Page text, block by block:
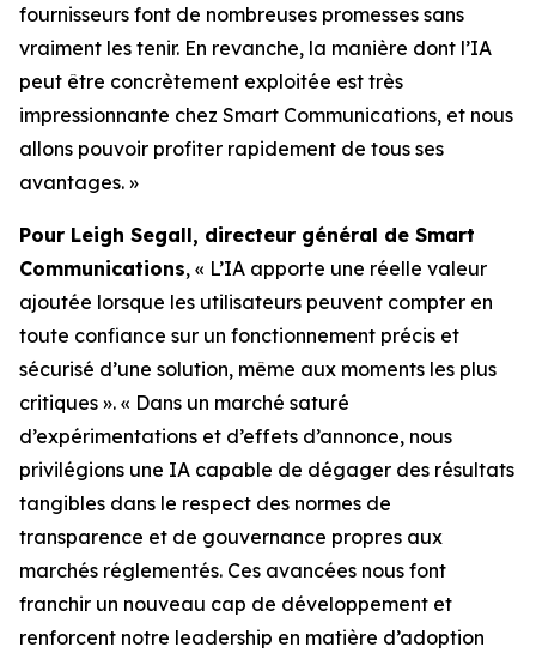
fournisseurs font de nombreuses promesses sans
vraiment les tenir. En revanche, la manière dont l’IA
peut être concrètement exploitée est très
impressionnante chez Smart Communications, et nous
allons pouvoir profiter rapidement de tous ses
avantages. »
Pour Leigh Segall, directeur général de Smart
Communications, « L’IA apporte une réelle valeur
ajoutée lorsque les utilisateurs peuvent compter en
toute confiance sur un fonctionnement précis et
sécurisé d’une solution, même aux moments les plus
critiques ». « Dans un marché saturé
d’expérimentations et d’effets d’annonce, nous
privilégions une IA capable de dégager des résultats
tangibles dans le respect des normes de
transparence et de gouvernance propres aux
marchés réglementés. Ces avancées nous font
franchir un nouveau cap de développement et
renforcent notre leadership en matière d’adoption